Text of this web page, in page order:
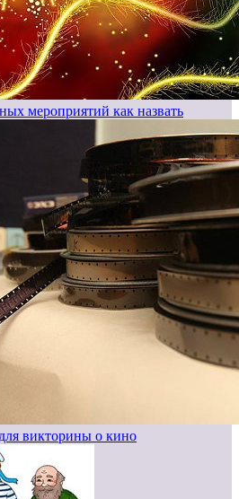
мероприятий как назвать
викторины о кино